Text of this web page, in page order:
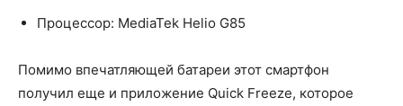
Процессор: MediaTek Helio G85
Помимо впечатляющей батареи этот смартфон
получил еще и приложение Quick Freeze, которое